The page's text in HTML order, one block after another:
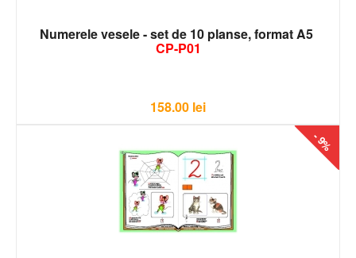
Numerele vesele - set de 10 planse, format A5
CP-P01
158.00 lei
- 9%